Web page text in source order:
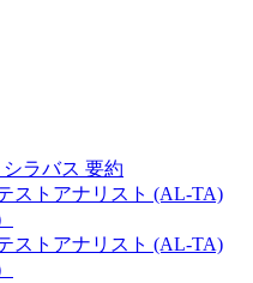
シラバス 要約
ストアナリスト (AL-TA)
ストアナリスト (AL-TA)